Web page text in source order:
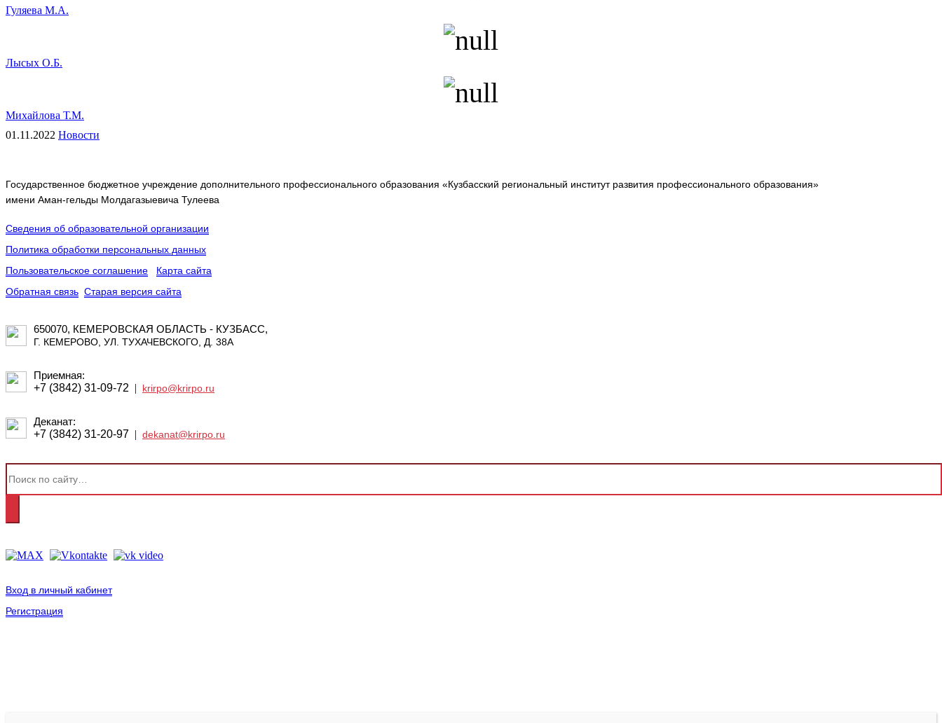
Гуляева М.А.
Лысых О.Б.
Михайлова Т.М.
01.11.2022 Новости
Государственное бюджетное учреждение дополнительного профессионального образования «Кузбасский региональный институт развития профессионального образования»
имени Аман-гельды Молдагазыевича Тулеева
Сведения об образовательной организации
Политика обработки персональных данных
Пользовательское соглашение
Карта сайта
Обратная связь Старая версия сайта
650070, КЕМЕРОВСКАЯ ОБЛАСТЬ - КУЗБАСС,
Г. КЕМЕРОВО, УЛ. ТУХАЧЕВСКОГО, Д. 38А
Приемная:
+7 (3842) 31-09-72 | krirpo@krirpo.ru
Деканат:
+7 (3842) 31-20-97 | dekanat@krirpo.ru
Вход в личный кабинет
Регистрация